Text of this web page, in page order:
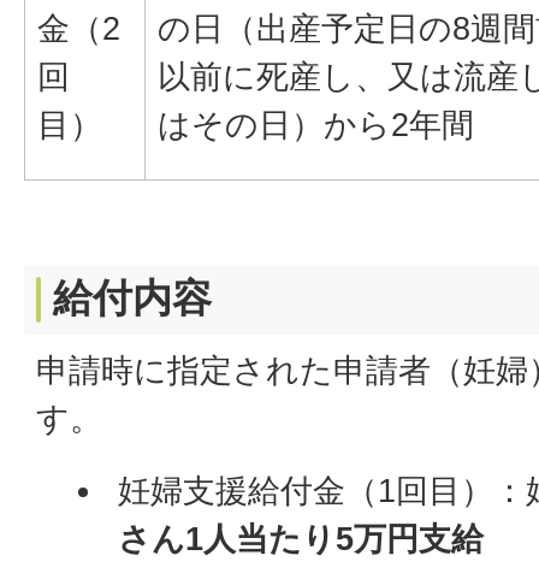
金（2
回
目）
の日（出産予定日の8週
以前に死産し、又は流産
はその日）から2年間
給付内容
申請時に指定された申請者（妊
す。
妊婦支援給付金（1回目）
さん1人当たり5万円支給